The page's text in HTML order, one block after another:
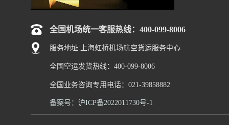
全国机场统一客服热线：400-099-8006
服务地址:上海虹桥机场航空货运服务中心
全国空运发货热线：400-099-8006
全国业务咨询专用电话：021-39858882
备案号：沪ICP备2022011730号-1